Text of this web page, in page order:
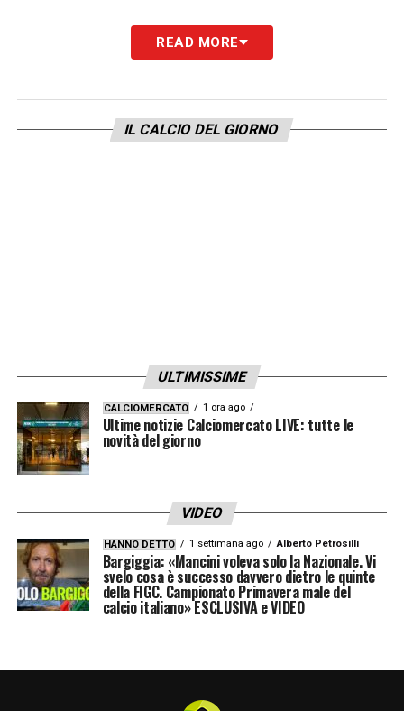
READ MORE
IL CALCIO DEL GIORNO
ULTIMISSIME
CALCIOMERCATO 1 ora ago
Ultime notizie Calciomercato LIVE: tutte le
novità del giorno
VIDEO
HANNO DETTO 1 settimana ago Alberto Petrosilli
Bargiggia: «Mancini voleva solo la Nazionale. Vi
svelo cosa è successo davvero dietro le quinte
della FIGC. Campionato Primavera male del
calcio italiano» ESCLUSIVA e VIDEO